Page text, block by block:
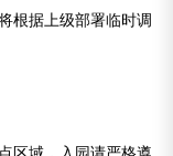
根据上级部署临时调